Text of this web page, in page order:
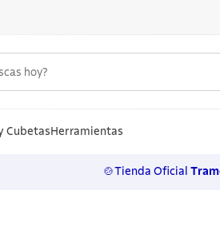
Cubetas Herramientas
🍲Tienda Oficial